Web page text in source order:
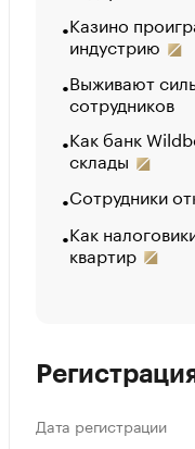
Казино
индустрию
Выживают
сотрудников
Как банк
склады
Сотрудники
Как
квартир
Дата регистрации